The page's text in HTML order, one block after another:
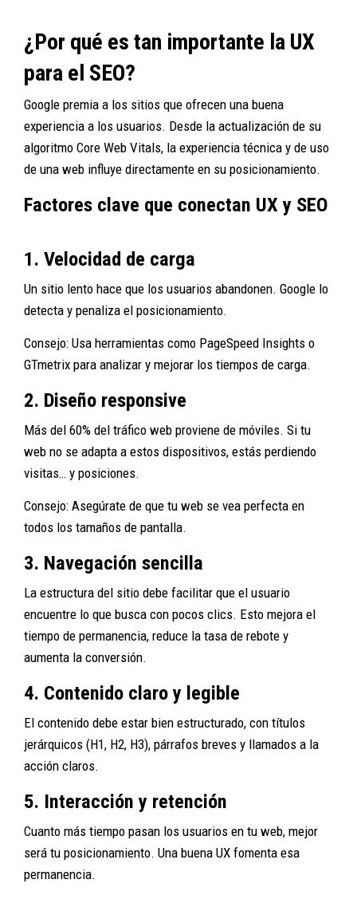
¿Por qué es tan importante la UX
para el SEO?
Google premia a los sitios que ofrecen una buena
experiencia a los usuarios. Desde la actualización de su
algoritmo Core Web Vitals, la experiencia técnica y de uso
de una web influye directamente en su posicionamiento.
Factores clave que conectan UX y SEO
1. Velocidad de carga
Un sitio lento hace que los usuarios abandonen. Google lo
detecta y penaliza el posicionamiento.
Consejo: Usa herramientas como PageSpeed Insights o
GTmetrix para analizar y mejorar los tiempos de carga.
2. Diseño responsive
Más del 60% del tráfico web proviene de móviles. Si tu
web no se adapta a estos dispositivos, estás perdiendo
visitas… y posiciones.
Consejo: Asegúrate de que tu web se vea perfecta en
todos los tamaños de pantalla.
3. Navegación sencilla
La estructura del sitio debe facilitar que el usuario
encuentre lo que busca con pocos clics. Esto mejora el
tiempo de permanencia, reduce la tasa de rebote y
aumenta la conversión.
4. Contenido claro y legible
El contenido debe estar bien estructurado, con títulos
jerárquicos (H1, H2, H3), párrafos breves y llamados a la
acción claros.
5. Interacción y retención
Cuanto más tiempo pasan los usuarios en tu web, mejor
será tu posicionamiento. Una buena UX fomenta esa
permanencia.